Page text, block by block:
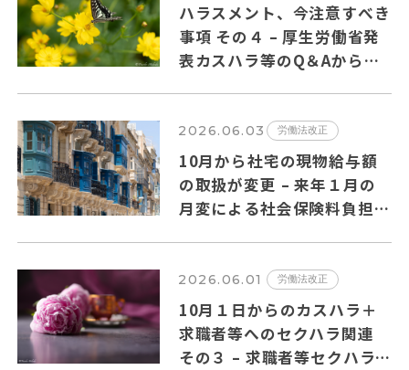
ハラスメント、今注意すべき
事項 その４ – 厚生労働省発
表カスハラ等のQ＆Aからの
2026.06.03 労働法改正
10月から社宅の現物給与額
の取扱が変更 – 来年１月の
月変による社会保険料負担増
2026.06.01 労働法改正
10月１日からのカスハラ＋
求職者等へのセクハラ関連
その３ – 求職者等セクハラ